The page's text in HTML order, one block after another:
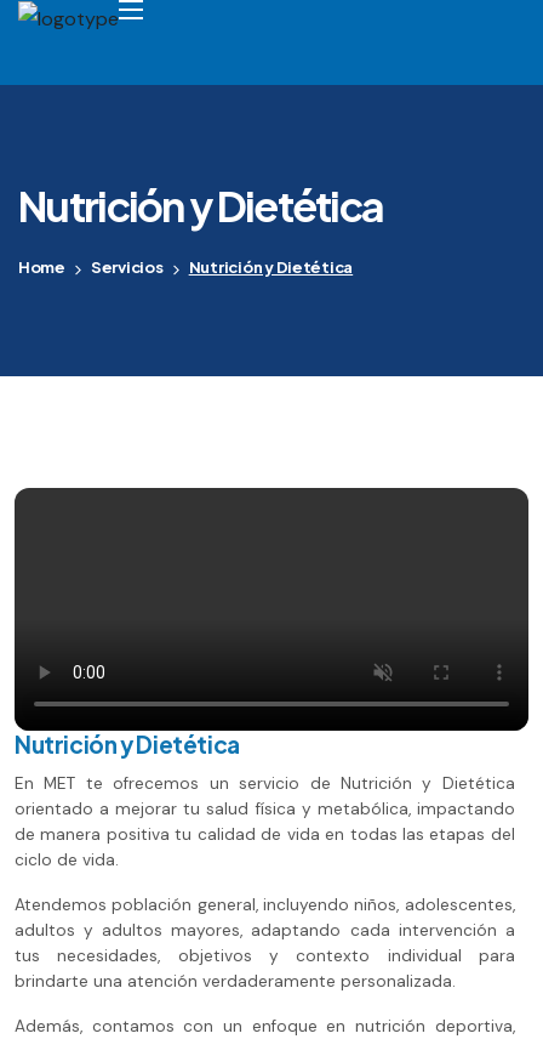
Nutrición y Dietética
Home Servicios Nutrición y Dietética
Nutrición y Dietética
En MET te ofrecemos un servicio de Nutrición y Dietética
orientado a mejorar tu salud física y metabólica, impactando
de manera positiva tu calidad de vida en todas las etapas del
ciclo de vida.
Atendemos población general, incluyendo niños, adolescentes,
adultos y adultos mayores, adaptando cada intervención a
tus necesidades, objetivos y contexto individual para
brindarte una atención verdaderamente personalizada.
Además, contamos con un enfoque en nutrición deportiva,